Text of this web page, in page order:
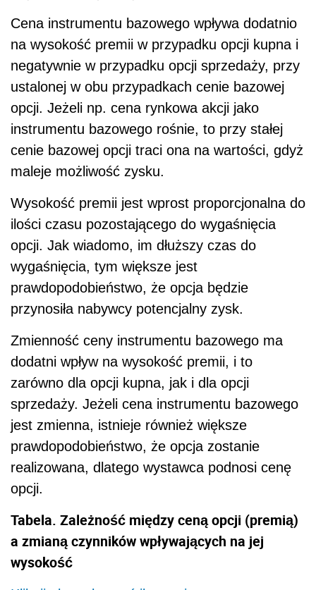
Cena instrumentu bazowego wpływa dodatnio
na wysokość premii w przypadku opcji kupna i
negatywnie w przypadku opcji sprzedaży, przy
ustalonej w obu przypadkach cenie bazowej
opcji. Jeżeli np. cena rynkowa akcji jako
instrumentu bazowego rośnie, to przy stałej
cenie bazowej opcji traci ona na wartości, gdyż
maleje możliwość zysku.
Wysokość premii jest wprost proporcjonalna do
ilości czasu pozostającego do wygaśnięcia
opcji. Jak wiadomo, im dłuższy czas do
wygaśnięcia, tym większe jest
prawdopodobieństwo, że opcja będzie
przynosiła nabywcy potencjalny zysk.
Zmienność ceny instrumentu bazowego ma
dodatni wpływ na wysokość premii, i to
zarówno dla opcji kupna, jak i dla opcji
sprzedaży. Jeżeli cena instrumentu bazowego
jest zmienna, istnieje również większe
prawdopodobieństwo, że opcja zostanie
realizowana, dlatego wystawca podnosi cenę
opcji.
Tabela. Zależność między ceną opcji (premią)
a zmianą czynników wpływających na jej
wysokość